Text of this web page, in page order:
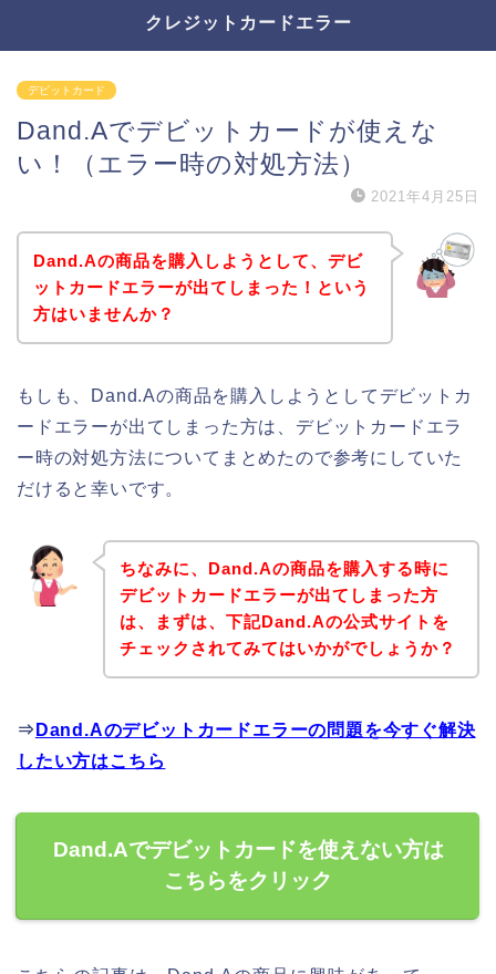
クレジットカードエラー
デビットカード
Dand.Aでデビットカードが使えな
い！（エラー時の対処方法）
2021年4月25日
Dand.Aの商品を購入しようとして、デビ
ットカードエラーが出てしまった！という
方はいませんか？
もしも、Dand.Aの商品を購入しようとしてデビットカ
ードエラーが出てしまった方は、デビットカードエラ
ー時の対処方法についてまとめたので参考にしていた
だけると幸いです。
ちなみに、Dand.Aの商品を購入する時に
デビットカードエラーが出てしまった方
は、まずは、下記Dand.Aの公式サイトを
チェックされてみてはいかがでしょうか？
⇒ Dand.Aのデビットカードエラーの問題を今すぐ解決
したい方はこちら
Dand.Aでデビットカードを使えない方は
こちらをクリック